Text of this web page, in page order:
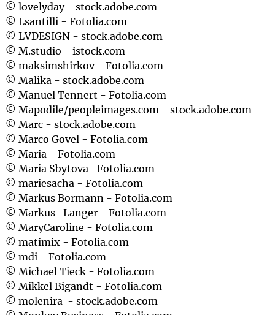
© lovelyday - stock.adobe.com
© Lsantilli - Fotolia.com
© LVDESIGN - stock.adobe.com
© M.studio - istock.com
© maksimshirkov - Fotolia.com
© Malika - stock.adobe.com
© Manuel Tennert - Fotolia.com
© Mapodile/peopleimages.com - stock.adobe.com
© Marc - stock.adobe.com
© Marco Govel - Fotolia.com
© Maria - Fotolia.com
© Maria Sbytova- Fotolia.com
© mariesacha - Fotolia.com
© Markus Bormann - Fotolia.com
© Markus_Langer - Fotolia.com
© MaryCaroline - Fotolia.com
© matimix - Fotolia.com
© mdi - Fotolia.com
© Michael Tieck - Fotolia.com
© Mikkel Bigandt - Fotolia.com
© molenira - stock.adobe.com